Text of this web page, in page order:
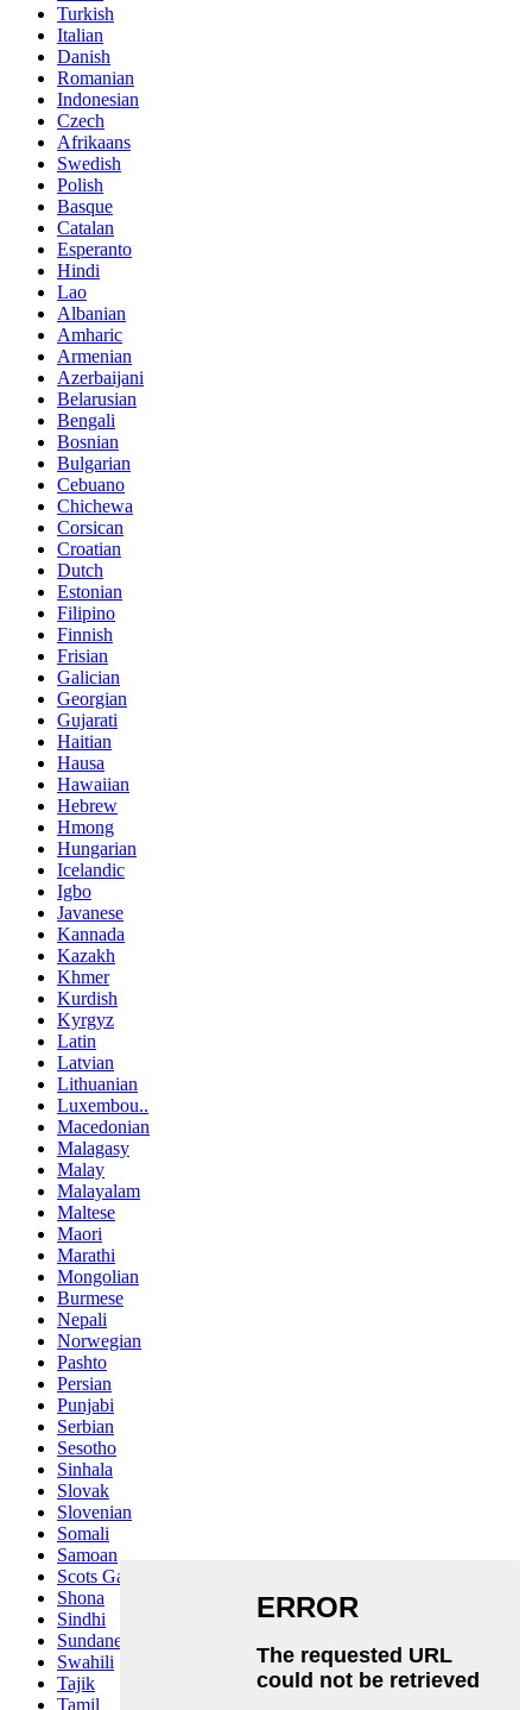
Turkish
Italian
Danish
Romanian
Indonesian
Czech
Afrikaans
Swedish
Polish
Basque
Catalan
Esperanto
Hindi
Lao
Albanian
Amharic
Armenian
Azerbaijani
Belarusian
Bengali
Bosnian
Bulgarian
Cebuano
Chichewa
Corsican
Croatian
Dutch
Estonian
Filipino
Finnish
Frisian
Galician
Georgian
Gujarati
Haitian
Hausa
Hawaiian
Hebrew
Hmong
Hungarian
Icelandic
Igbo
Javanese
Kannada
Kazakh
Khmer
Kurdish
Kyrgyz
Latin
Latvian
Lithuanian
Luxembou..
Macedonian
Malagasy
Malay
Malayalam
Maltese
Maori
Marathi
Mongolian
Burmese
Nepali
Norwegian
Pashto
Persian
Punjabi
Serbian
Sesotho
Sinhala
Slovak
Slovenian
Somali
Samoan
Scots Gaelic
Shona
Sindhi
Sundanese
Swahili
Tajik
Tamil